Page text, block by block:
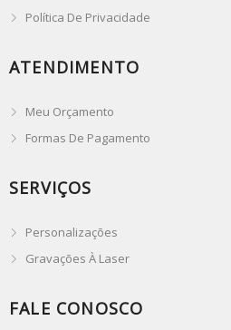
Política De Privacidade
ATENDIMENTO
Meu Orçamento
Formas De Pagamento
SERVIÇOS
Personalizações
Gravações À Laser
FALE CONOSCO